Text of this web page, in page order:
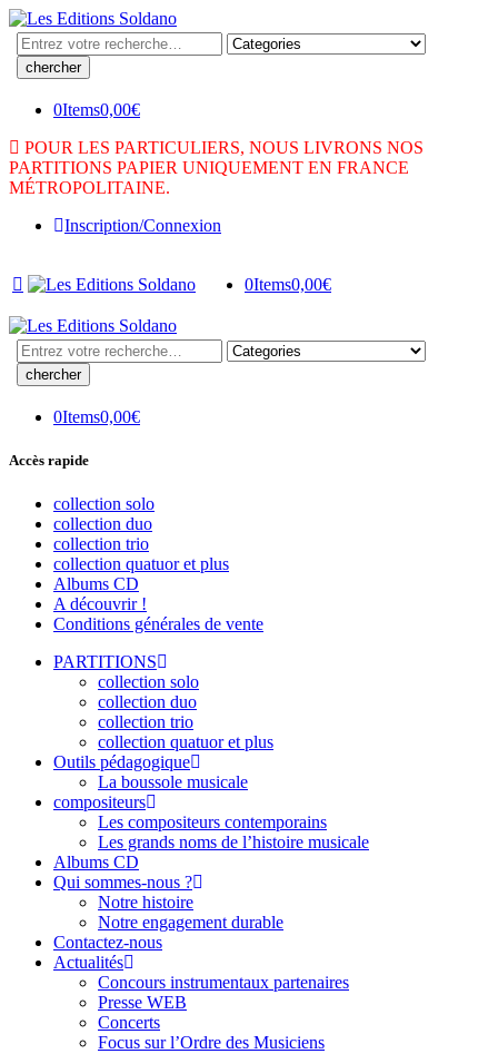
Search
here
0Items0,00€
POUR LES PARTICULIERS, NOUS LIVRONS NOS
PARTITIONS PAPIER UNIQUEMENT EN FRANCE
MÉTROPOLITAINE.
Inscription/Connexion
0Items0,00€
Search
here
0Items0,00€
Accès rapide
collection solo
collection duo
collection trio
collection quatuor et plus
Albums CD
A découvrir !
Conditions générales de vente
PARTITIONS
collection solo
collection duo
collection trio
collection quatuor et plus
Outils pédagogique
La boussole musicale
compositeurs
Les compositeurs contemporains
Les grands noms de l’histoire musicale
Albums CD
Qui sommes-nous ?
Notre histoire
Notre engagement durable
Contactez-nous
Actualités
Concours instrumentaux partenaires
Presse WEB
Concerts
Focus sur l’Ordre des Musiciens